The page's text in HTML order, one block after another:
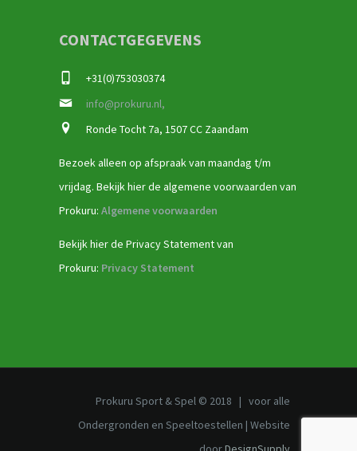
CONTACTGEGEVENS
+31(0)753030374
info@prokuru.nl,
Ronde Tocht 7a, 1507 CC Zaandam
Bezoek alleen op afspraak van maandag t/m
vrijdag. Bekijk hier de algemene voorwaarden van
Prokuru: Algemene voorwaarden
Bekijk hier de Privacy Statement van
Prokuru: Privacy Statement
Prokuru Sport & Spel © 2018 | voor alle
Ondergronden en Speeltoestellen | Website